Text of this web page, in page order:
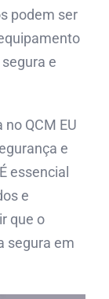
podem ser
e
QCM EU
e
essencial
e
que o
segura em